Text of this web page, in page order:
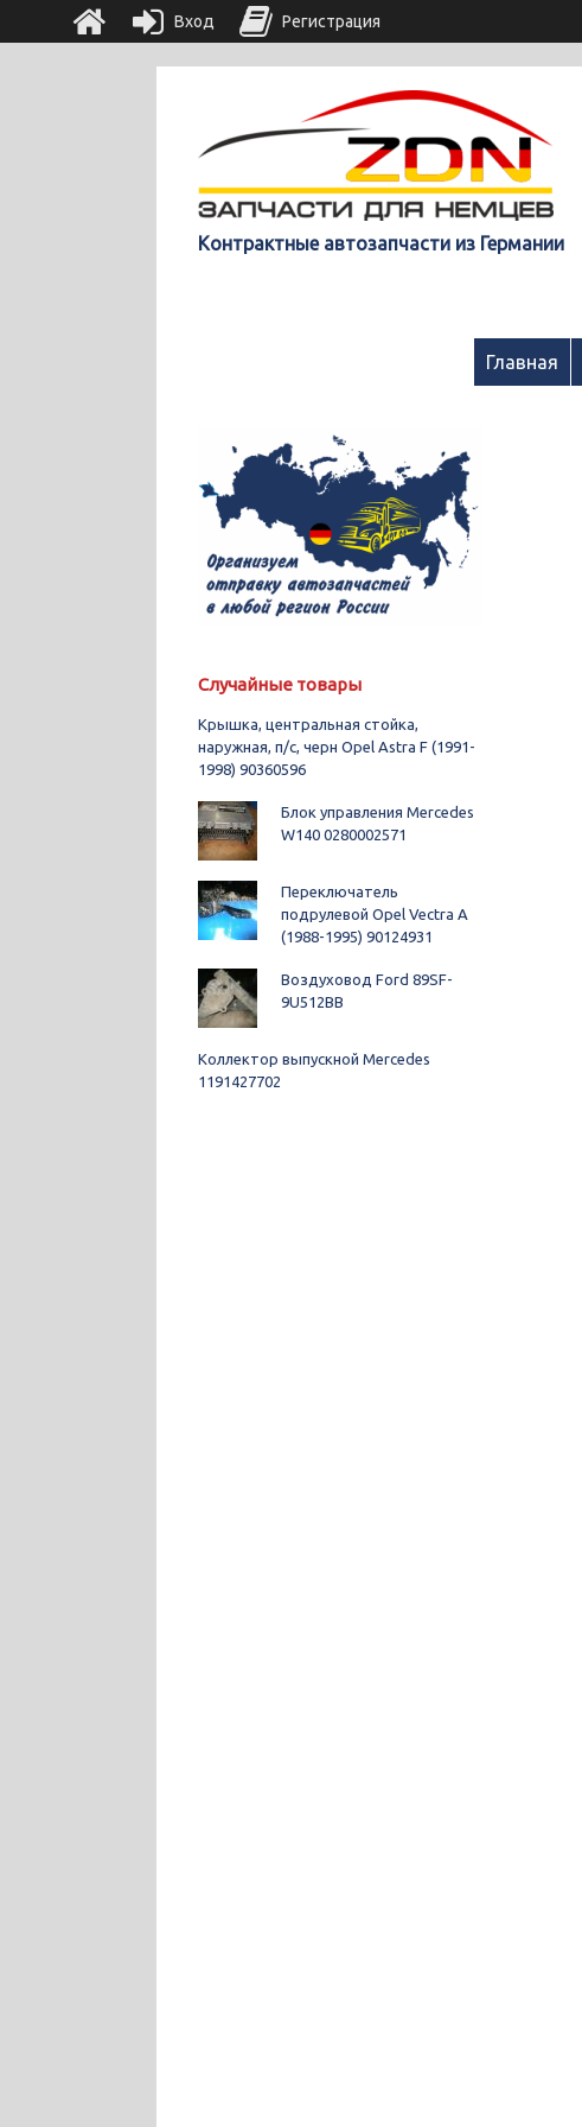
Контрактные автозапчасти из Германии
Главная
Случайные товары
Крышка, центральная стойка,
наружная, п/с, черн Opel Astra F (1991-
1998) 90360596
Блок управления Mercedes
W140 0280002571
Переключатель
подрулевой Opel Vectra A
(1988-1995) 90124931
Воздуховод Ford 89SF-
9U512BB
Коллектор выпускной Mercedes
1191427702
Вход Регистрация